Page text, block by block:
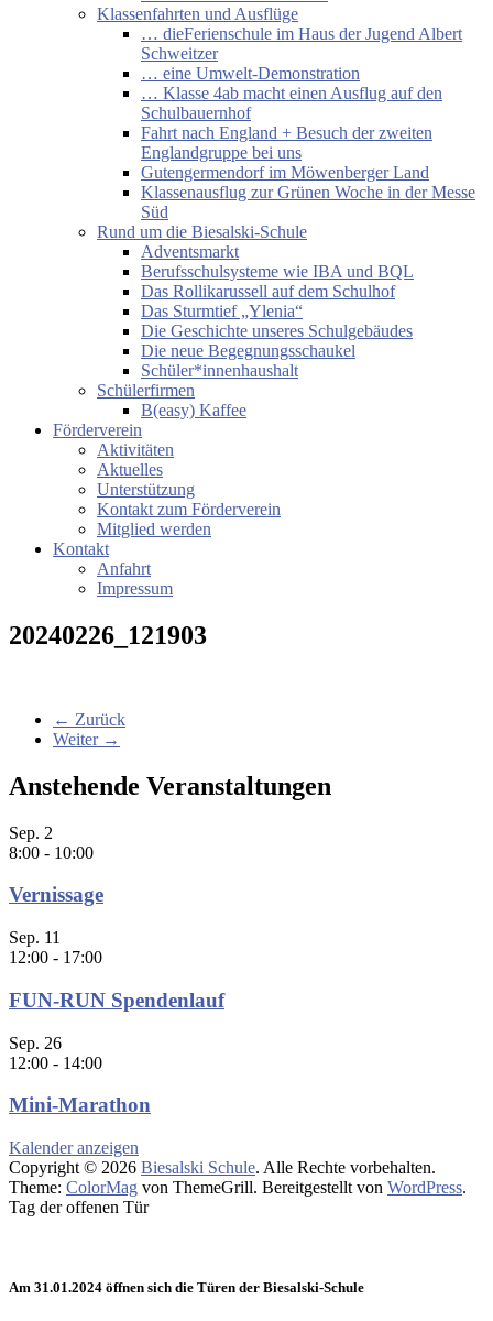
Klassenfahrten und Ausflüge
… dieFerienschule im Haus der Jugend Albert
Schweitzer
… eine Umwelt-Demonstration
… Klasse 4ab macht einen Ausflug auf den
Schulbauernhof
Fahrt nach England + Besuch der zweiten
Englandgruppe bei uns
Gutengermendorf im Möwenberger Land
Klassenausflug zur Grünen Woche in der Messe
Süd
Rund um die Biesalski-Schule
Adventsmarkt
Berufsschulsysteme wie IBA und BQL
Das Rollikarussell auf dem Schulhof
Das Sturmtief „Ylenia“
Die Geschichte unseres Schulgebäudes
Die neue Begegnungsschaukel
Schüler*innenhaushalt
Schülerfirmen
B(easy) Kaffee
Förderverein
Aktivitäten
Aktuelles
Unterstützung
Kontakt zum Förderverein
Mitglied werden
Kontakt
Anfahrt
Impressum
20240226_121903
← Zurück
Weiter →
Anstehende Veranstaltungen
Sep. 2
8:00 - 10:00
Vernissage
Sep. 11
12:00 - 17:00
FUN-RUN Spendenlauf
Sep. 26
12:00 - 14:00
Mini-Marathon
Kalender anzeigen
Copyright © 2026 Biesalski Schule. Alle Rechte vorbehalten.
Theme: ColorMag von ThemeGrill. Bereitgestellt von WordPress.
Tag der offenen Tür
Am 31.01.2024 öffnen sich die Türen der Biesalski-Schule